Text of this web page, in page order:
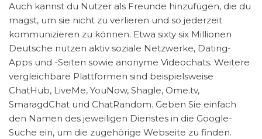
Auch kannst du Nutzer als Freunde hinzufügen, die du
magst, um sie nicht zu verlieren und so jederzeit
kommunizieren zu können. Etwa sixty six Millionen
Deutsche nutzen aktiv soziale Netzwerke, Dating-
Apps und -Seiten sowie anonyme Videochats. Weitere
vergleichbare Plattformen sind beispielsweise
ChatHub, LiveMe, YouNow, Shagle, Ome.tv,
SmaragdChat und ChatRandom. Geben Sie einfach
den Namen des jeweiligen Dienstes in die Google-
Suche ein, um die zugehörige Webseite zu finden.